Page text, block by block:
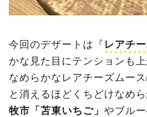
今回のデザートは『 レアチ
かな見た目にテンションも上
なめらかなレアチーズムー
と消えるほどくちどけなめ
牧市「苫東いちご」 やブル